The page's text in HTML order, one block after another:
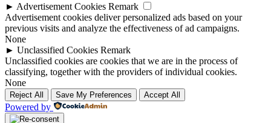
► Advertisement Cookies Remark
Advertisement cookies deliver personalized ads based on your
previous visits and analyze the effectiveness of ad campaigns.
None
► Unclassified Cookies Remark
Unclassified cookies are cookies that we are in the process of
classifying, together with the providers of individual cookies.
None
Reject All Save My Preferences Accept All
Powered by